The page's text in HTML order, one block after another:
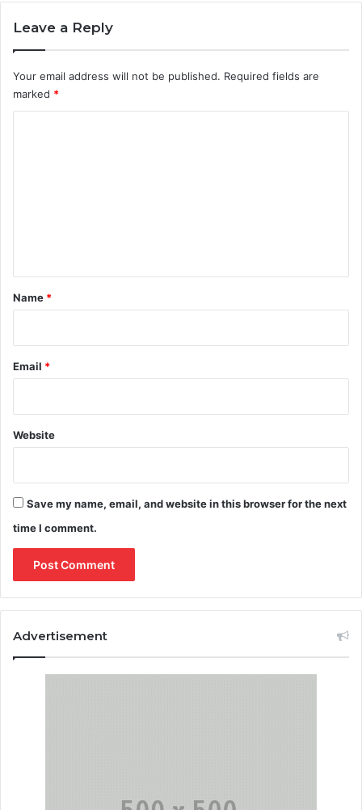
Leave a Reply
Your email address will not be published. Required fields are
marked *
*
Name *
Email *
Website
Save my name, email, and website in this browser for the next
time I comment.
Advertisement